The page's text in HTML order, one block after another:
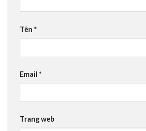
Tên *
Email *
Trang web